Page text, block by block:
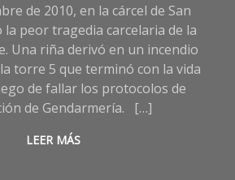
de 2010, en la cárcel de San
peor tragedia carcelaria de la
Una riña derivó en un incendio
torre 5 que terminó con la vida
de fallar los protocolos de
de Gendarmería. […]
LEER MÁS